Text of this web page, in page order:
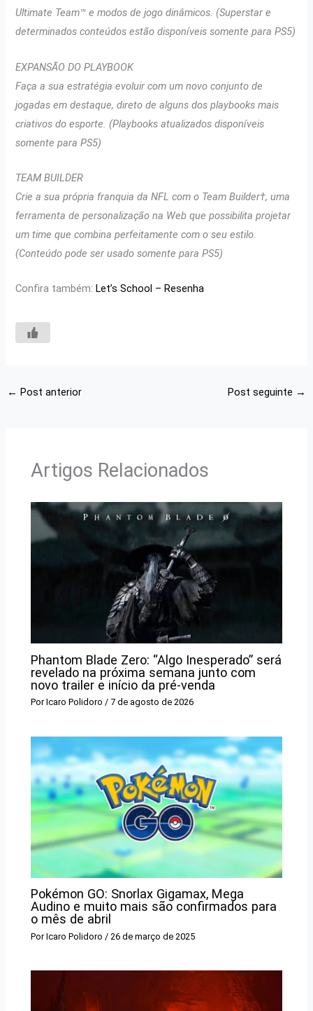
Ultimate Team™ e modos de jogo dinâmicos. (Superstar e
determinados conteúdos estão disponíveis somente para PS5)
EXPANSÃO DO PLAYBOOK
Faça a sua estratégia evoluir com um novo conjunto de
jogadas em destaque, direto de alguns dos playbooks mais
criativos do esporte. (Playbooks atualizados disponíveis
somente para PS5)
TEAM BUILDER
Crie a sua própria franquia da NFL com o Team Builder†, uma
ferramenta de personalização na Web que possibilita projetar
um time que combina perfeitamente com o seu estilo.
(Conteúdo pode ser usado somente para PS5)
Confira também: Let’s School – Resenha
← Post anterior Post seguinte →
Artigos Relacionados
Phantom Blade Zero: “Algo Inesperado” será
revelado na próxima semana junto com
novo trailer e início da pré-venda
PorIcaro Polidoro/7 de agosto de 2026
Pokémon GO: Snorlax Gigamax, Mega
Audino e muito mais são confirmados para
o mês de abril
PorIcaro Polidoro / 26 de março de 2025